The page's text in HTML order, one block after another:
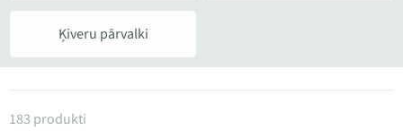
Ķiveru pārvalki
Produkti kategorijā Ķiveres un aksesuāri
183 produkti